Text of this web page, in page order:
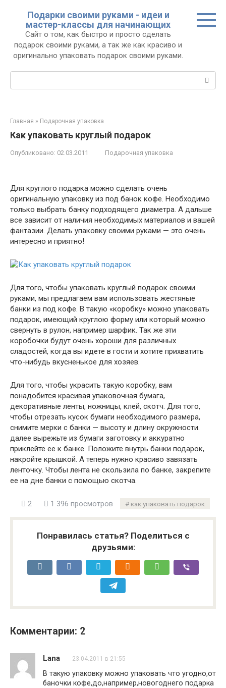
контенту
Подарки своими руками - идеи и
мастер-классы для начинающих
Сайт о том, как быстро и просто сделать
подарок своими руками, а так же как красиво и
оригинально упаковать подарок своими руками.
Поиск:
Главная » Подарочная упаковка
Как упаковать круглый подарок
Опубликовано: 02.03.2011 Подарочная упаковка
Для круглого подарка можно сделать очень
оригинальную упаковку из под банок кофе. Необходимо
только выбрать банку подходящего диаметра. А дальше
все зависит от наличия необходимых материалов и вашей
фантазии. Делать упаковку своими руками — это очень
интересно и приятно!
Для того, чтобы упаковать круглый подарок своими
руками, мы предлагаем вам использовать жестяные
банки из под кофе. В такую «коробку» можно упаковать
подарок, имеющий круглою форму или который можно
свернуть в рулон, например шарфик. Так же эти
коробочки будут очень хороши для различных
сладостей, когда вы идете в гости и хотите прихватить
что-нибудь вкусненькое для хозяев.
Для того, чтобы украсить такую коробку, вам
понадобится красивая упаковочная бумага,
декоративные ленты, ножницы, клей, скотч. Для того,
чтобы отрезать кусок бумаги необходимого размера,
снимите мерки с банки — высоту и длину окружности.
далее вырежьте из бумаги заготовку и аккуратно
приклейте ее к банке. Положите внутрь банки подарок,
накройте крышкой. А теперь нужно красиво завязать
ленточку. Чтобы лента не скользила по банке, закрепите
ее на дне банки с помощью скотча.
2 1 396 просмотров как упаковать подарок
Понравилась статья? Поделиться с
друзьями:
Комментарии: 2
Lana 23.04.2011 в 21:55
В такую упаковку можно упаковать что угодно,от
баночки кофе,до,например,новогоднего подарка